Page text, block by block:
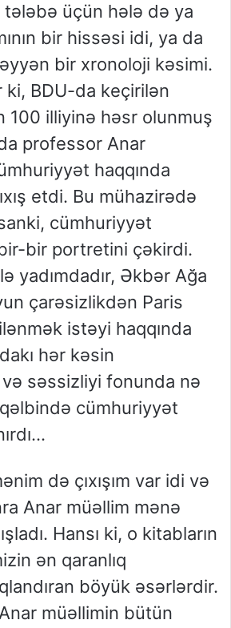
üçün hələ də ya
bir hissəsi idi, ya da
bir xronoloji kəsimi.
ki, BDU-da keçirilən
100 illiyinə həsr olunmuş
professor Anar
haqqında
etdi. Bu mühazirədə
cümhuriyyət
bir-bir portretini çəkirdi.
yadımdadır, Əkbər Ağa
çarəsizlikdən Paris
istəyi haqqında
hər kəsin
səssizliyi fonunda nə
cümhuriyyət
də çıxışım var idi və
Anar müəllim mənə
Hansı ki, o kitabların
ən qaranlıq
böyük əsərlərdir.
müəllimin bütün